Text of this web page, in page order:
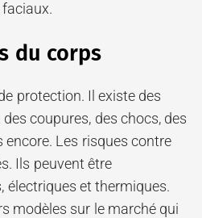
du corps
protection. Il existe des
coupures, des chocs, des
encore. Les risques contre
Ils peuvent être
électriques et thermiques.
modèles sur le marché qui